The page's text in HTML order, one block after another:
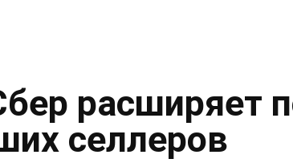
расширяет
селлеров